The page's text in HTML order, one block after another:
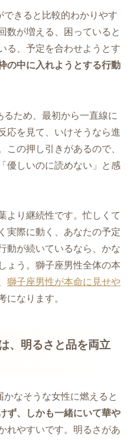
きると比較的わかりやす
数が増える、困っていると
る、予定を合わせようとす
の中に入れようとする行動
ため、最初から一直線に
応を見て、いけそうなら進
この押し引きがあるので、
優しいのに読めない」と感
より継続性です。忙しくて
実際に動く、あなたの予定
動が続いているなら、かな
ょう。獅子座男性全体の本
獅子座男性が本命に見せや
になります。
、明るさと品を両立
なそうな女性に燃えると
ず、しかも一緒にいて華や
れやすいです。明るさがあ